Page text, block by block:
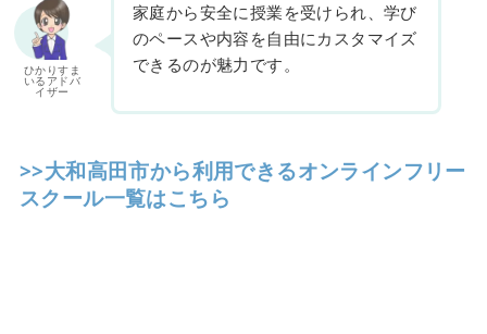
ひかりすま
いるアドバ
イザー
家庭から安全に授業を受けられ、学び
のペースや内容を自由にカスタマイズ
できるのが魅力です。
>>大和高田市から利用できるオンラインフリー
スクール一覧はこちら